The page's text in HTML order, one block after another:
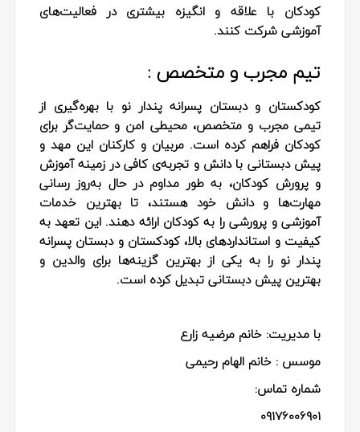
کودکان با علاقه و انگیزه بیشتری در فعالیت‌های
آموزشی شرکت کنند.
تیم مجرب و متخصص :
کودکستان و دبستان پسرانه پندار نو با بهره‌گیری از
تیمی مجرب و متخصص، محیطی امن و حمایت‌گر برای
کودکان فراهم کرده است. مربیان و کارکنان این مهد و
پیش دبستانی با دانش و تجربه‌ی کافی در زمینه آموزش
و پرورش کودکان، به طور مداوم در حال به‌روز رسانی
مهارت‌ها و دانش خود هستند، تا بهترین خدمات
آموزشی و پرورشی را به کودکان ارائه دهند. این تعهد به
کیفیت و استانداردهای بالا، کودکستان و دبستان پسرانه
پندار نو را به یکی از بهترین گزینه‌ها برای والدین و
بهترین پیش دبستانی تبدیل کرده است.
با مدیریت: خانم مرضیه زارع
موسس : خانم الهام رحیمی
شماره تماس:
09176006901